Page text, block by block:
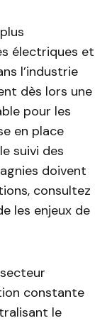
électriques et
l’industrie
dès lors une
pour les
en place
suivi des
doivent
consultez
les enjeux de
constante
le